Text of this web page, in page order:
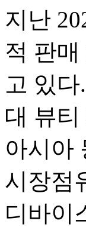
지난
적 판
고 있
대 뷰
아시아
시장점
디바이